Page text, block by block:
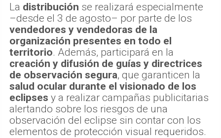
La distribución se realizará especialmente
–desde el 3 de agosto– por parte de los
vendedores y vendedoras de la
organización presentes en todo el
territorio. Además, participará en la
creación y difusión de guías y directrices
de observación segura, que garanticen la
salud ocular durante el visionado de los
eclipses y a realizar campañas publicitarias
alertando sobre los riesgos de una
observación del eclipse sin contar con los
elementos de protección visual requeridos.